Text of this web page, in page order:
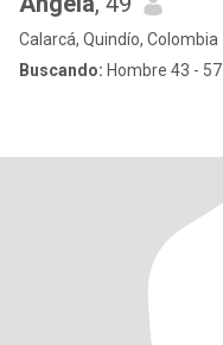
Calarcá, Quindío, Colombia
Buscando: Hombre 43 - 57